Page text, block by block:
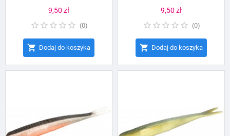
Cena
9,50 zł
(0)
 Dodaj do koszyka
Cena
9,50 zł
(0)
 Dodaj do koszyka